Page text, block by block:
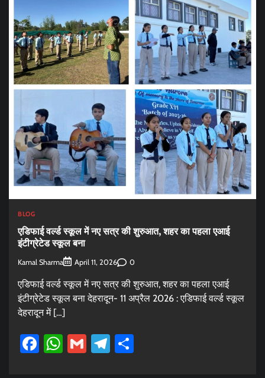
BLOG
एडिफाई वर्ल्ड स्कूल में नए सत्र की शुरुआत, शहर का पहला एआई
इंटीग्रेटेड स्कूल बना
Kamal Sharma April 11, 2026 0
एडिफाई वर्ल्ड स्कूल में नए सत्र की शुरुआत, शहर का पहला एआई
इंटीग्रेटेड स्कूल बना देहरादून- 11 अप्रैल 2026 : एडिफाई वर्ल्ड स्कूल
देहरादून में […]
Facebook
WhatsApp
GmailTelegram